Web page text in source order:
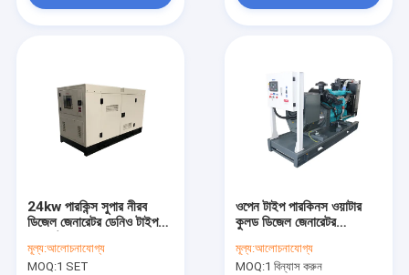
24kw পারকিন্স সুপার নীরব
ডিজেল জেনারেটর ডেনিও টাইপ
মূল্য:আলোচনাযোগ্য
MOQ:1 SET
ওপেন টাইপ পারকিনস ওয়াটার
কুলড ডিজেল জেনারেটর
মূল্য:আলোচনাযোগ্য
MOQ:1 বিন্যাস করুন